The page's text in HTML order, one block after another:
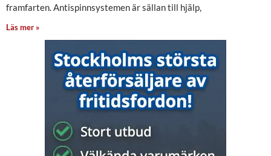
framfarten. Antispinnsystemen är sällan till hjälp,
Läs mer »